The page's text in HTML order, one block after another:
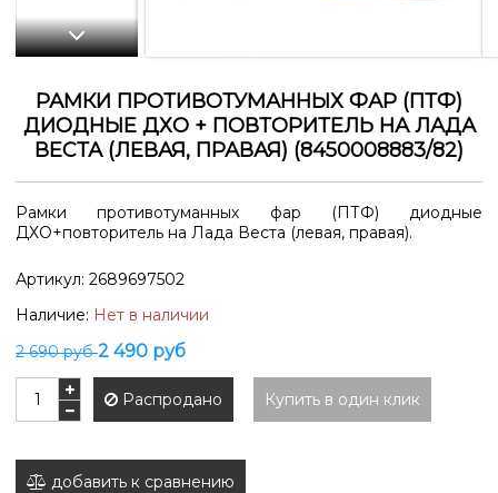
РАМКИ ПРОТИВОТУМАННЫХ ФАР (ПТФ)
ДИОДНЫЕ ДХО + ПОВТОРИТЕЛЬ НА ЛАДА
ВЕСТА (ЛЕВАЯ, ПРАВАЯ) (8450008883/82)
Рамки противотуманных фар (ПТФ) диодные
ДХО+повторитель на Лада Веста (левая, правая).
Артикул: 2689697502
Наличие: Нет в наличии
2 690 руб2 490 руб
Распродано Купить в один клик
добавить к сравнению